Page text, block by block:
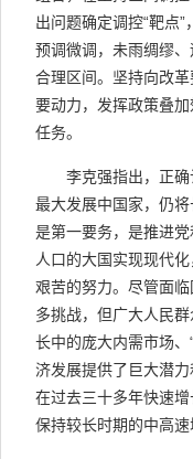
出问题确定调控“靶点
预调微调，未雨绸缪
合理区间。坚持向改
要动力，发挥政策叠
任务。
李克强指出，正确
最大发展中国家，仍
是第一要务，是推进
人口的大国实现现代
艰苦的努力。尽管面
多挑战，但广大人民
长中的庞大内需市场
济发展提供了巨大潜
在过去三十多年快速
保持较长时期的中高速